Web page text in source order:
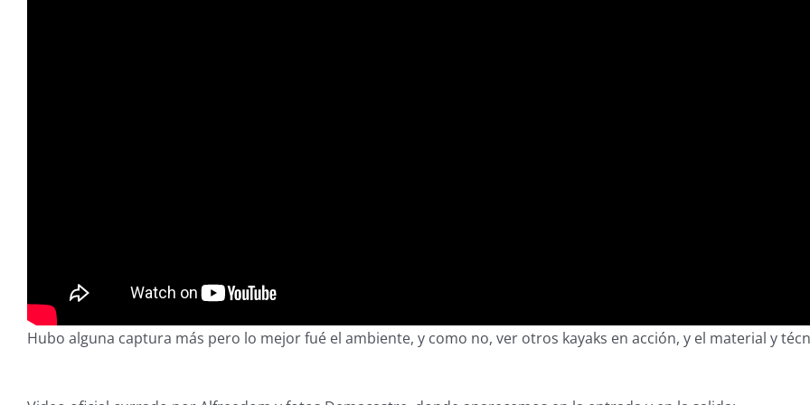
Hubo alguna captura más pero lo mejor fué el ambiente, y como no, ver otros kayaks en acción, y el material y